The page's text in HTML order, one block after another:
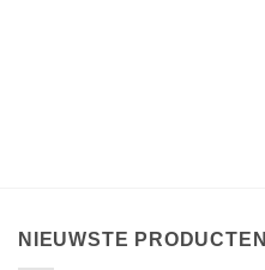
NIEUWSTE PRODUCTEN